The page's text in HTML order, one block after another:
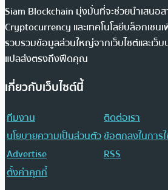
Siam Blockchain มุ่งมั่นที่จะช่วยนำเสนอ
Cryptocurrency และเทคโนโลยีบล็อกเชน
รวบรวมข้อมูลส่วนใหญ่จากเว็บไซต์และเว็
แปลส่งตรงถึงฟีดคุณ
เกี่ยวกับเว็บไซต์นี้
ทีมงาน
ติดต่อเรา
นโยบายความเป็นส่วนตัวข้อตกลงในการ
Advertise
RSS
ตั้งค่าคุกกี้